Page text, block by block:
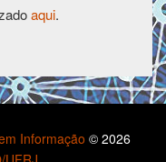
aqui.
Informação © 2026